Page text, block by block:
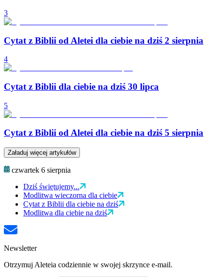
3
Cytat z Biblii od Aletei dla ciebie na dziś 2 sierpnia
4
Cytat z Biblii dla ciebie na dziś 30 lipca
5
Cytat z Biblii od Aletei dla ciebie na dziś 5 sierpnia
Załaduj więcej artykułów
czwartek 6 sierpnia
Dziś świętujemy...
Modlitwa wieczorna dla ciebie
Cytat z Biblii dla ciebie na dziś
Modlitwa dla ciebie na dziś
Newsletter
Otrzymuj Aleteia codziennie w swojej skrzynce e-mail.